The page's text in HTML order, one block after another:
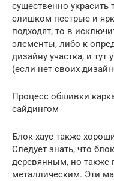
существенно
слишком пестрые и
подходят, то в
элементы, либо к
дизайну участка, и
(если нет своих
Процесс обшивки
сайдингом
Блок-хаус также
Следует знать, что
деревянным, но также
металлическим. Эти